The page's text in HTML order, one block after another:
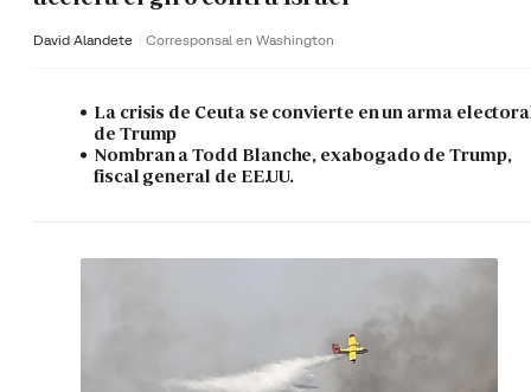
David Alandete Corresponsal en Washington
La crisis de Ceuta se convierte en un arma
de Trump
Nombran a Todd Blanche, exabogado de Trump,
fiscal general de EE.UU.